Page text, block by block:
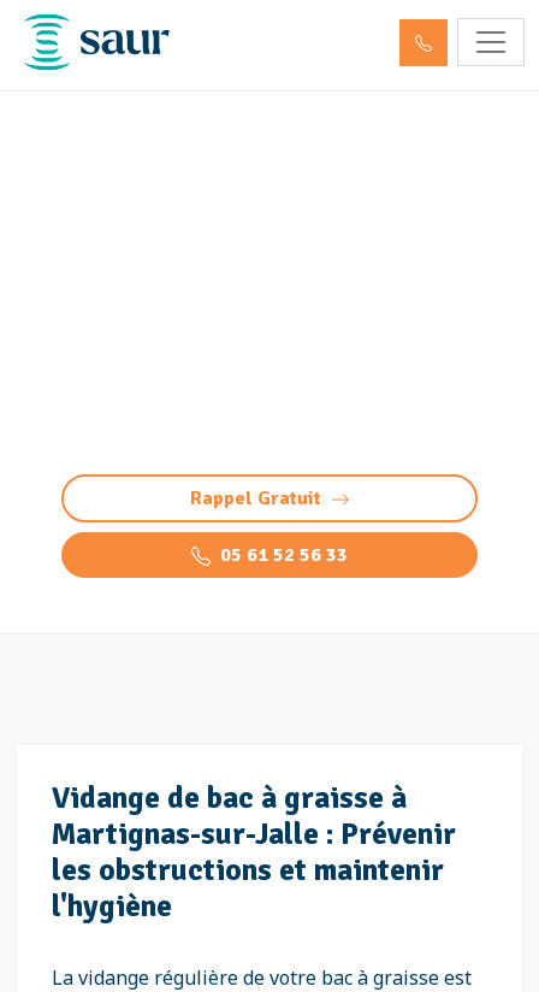
Rappel Gratuit
05 61 52 56 33
Vidange de bac à graisse à
Martignas-sur-Jalle : Prévenir
les obstructions et maintenir
l'hygiène
La vidange régulière de votre bac à graisse est